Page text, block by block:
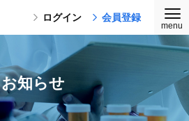
ログイン 会員登録
お知らせ